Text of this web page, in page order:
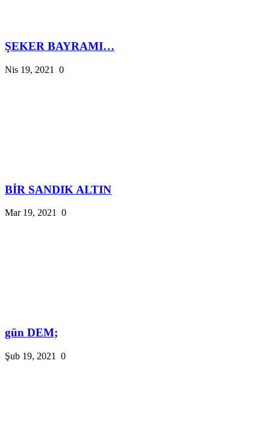
ŞEKER BAYRAMI…
Nis 19, 2021 0
BİR SANDIK ALTIN
Mar 19, 2021 0
gün DEM;
Şub 19, 2021 0